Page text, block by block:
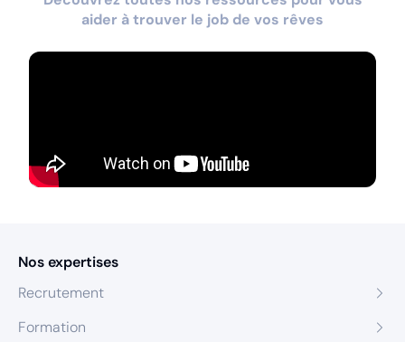
aider à trouver le job de vos rêves
Nos expertises
Recrutement
Formation